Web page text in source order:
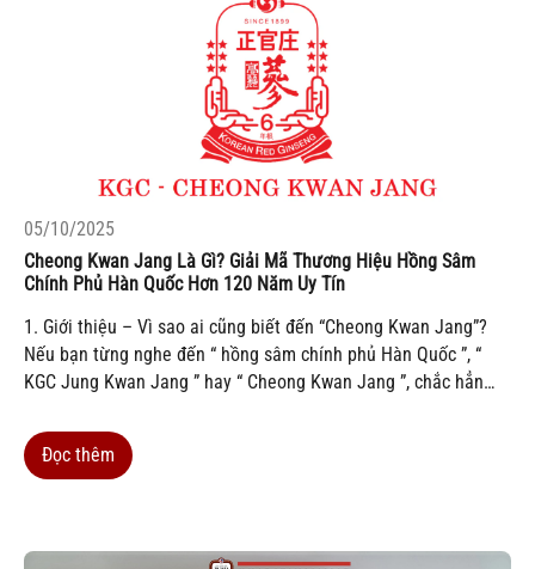
05/10/2025
Cheong Kwan Jang Là Gì? Giải Mã Thương Hiệu Hồng Sâm
Chính Phủ Hàn Quốc Hơn 120 Năm Uy Tín
1. Giới thiệu – Vì sao ai cũng biết đến “Cheong Kwan Jang”?
Nếu bạn từng nghe đến “ hồng sâm chính phủ Hàn Quốc ”, “
KGC Jung Kwan Jang ” hay “ Cheong Kwan Jang ”, chắc hẳn
tưởng...
Đọc thêm